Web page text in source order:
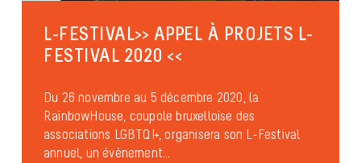
L-FESTIVAL>> APPEL À PROJETS L-
FESTIVAL 2020 <<
Du 26 novembre au 5 décembre 2020, la
RainbowHouse, coupole bruxelloise des
associations LGBTQI+, organisera son L-Festival
annuel, un évènement...